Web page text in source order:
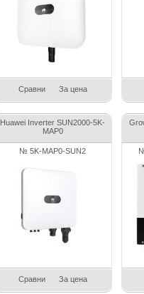
Сравни За цена
Huawei Inverter SUN2000-5K-
MAP0
№ 5K-MAP0-SUN2
Сравни За цена